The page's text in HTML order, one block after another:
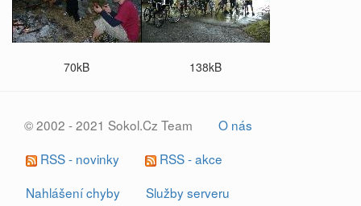
70kB 138kB
© 2002 - 2021 Sokol.Cz Team
O nás
RSS - novinky
RSS - akce
Nahlášení chyby
Služby serveru